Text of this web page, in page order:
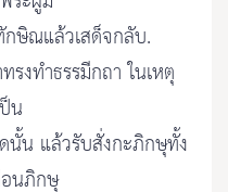
กษิณแล้วเสด็จกลับ.
งทำธรรมีกถา ในเหตุ
น
นั้น แล้วรับสั่งกะภิกษุทั้ง
นภิกษุ